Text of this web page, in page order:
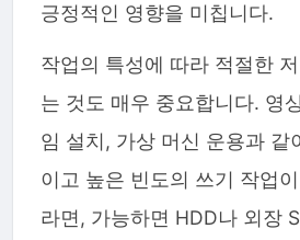
긍정적인 영향을 미칩니다.
작업의 특성에 따라 적절한
는 것도 매우 중요합니다. 영
임 설치, 가상 머신 운용과 같
이고 높은 빈도의 쓰기 작업
라면, 가능하면 HDD나 외장